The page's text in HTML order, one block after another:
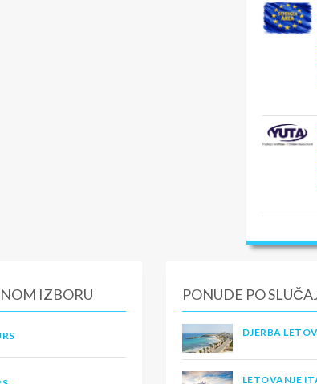
IZBORU PONUDE PO
DJERBA
LETOVANJE